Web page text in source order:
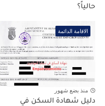
حالياً؟
الاقامة الدائمة
منذ بضع شهور
دليل شهادة السكن في